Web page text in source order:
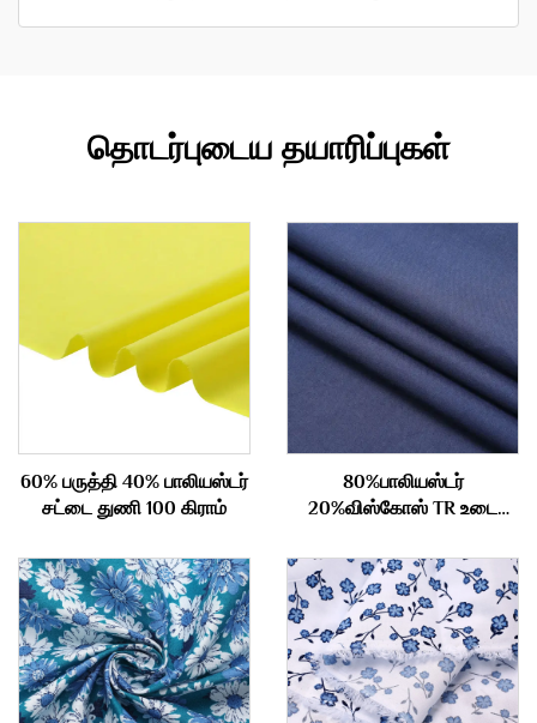
தொடர்புடைய தயாரிப்புகள்
60% பருத்தி 40% பாலியஸ்டர்
சட்டை துணி 100 கிராம்
80%பாலியஸ்டர்
20%விஸ்கோஸ் TR உடை